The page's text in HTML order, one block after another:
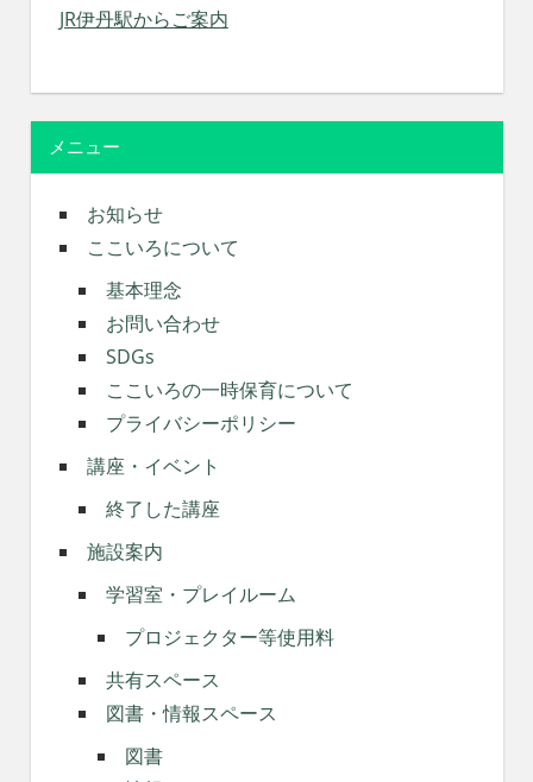
JR伊丹駅からご案内
メニュー
お知らせ
ここいろについて
基本理念
お問い合わせ
SDGs
ここいろの一時保育について
プライバシーポリシー
講座・イベント
終了した講座
施設案内
学習室・プレイルーム
プロジェクター等使用料
共有スペース
図書・情報スペース
図書